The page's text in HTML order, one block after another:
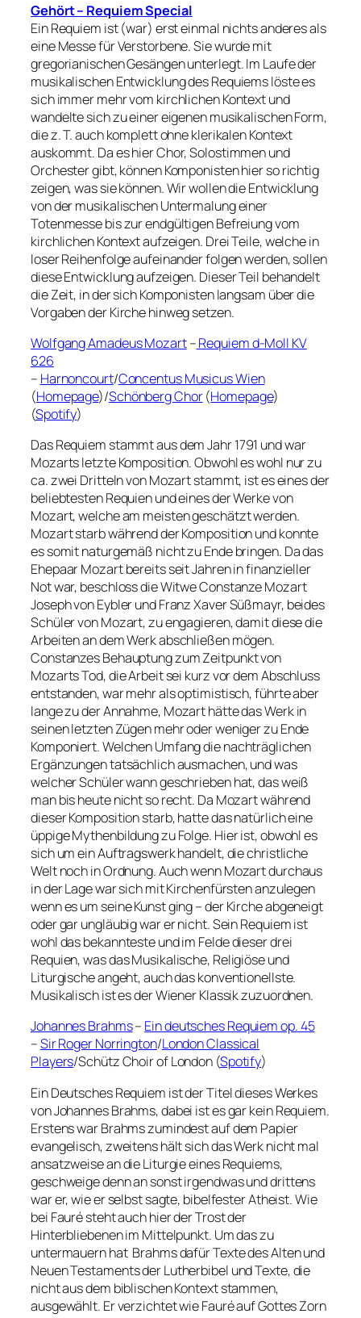
Gehört – Requiem Special
Ein Requiem ist (war) erst einmal nichts anderes als
eine Messe für Verstorbene. Sie wurde mit
gregorianischen Gesängen unterlegt. Im Laufe der
musikalischen Entwicklung des Requiems löste es
sich immer mehr vom kirchlichen Kontext und
wandelte sich zu einer eigenen musikalischen Form,
die z. T. auch komplett ohne klerikalen Kontext
auskommt. Da es hier Chor, Solostimmen und
Orchester gibt, können Komponisten hier so richtig
zeigen, was sie können. Wir wollen die Entwicklung
von der musikalischen Untermalung einer
Totenmesse bis zur endgültigen Befreiung vom
kirchlichen Kontext aufzeigen. Drei Teile, welche in
loser Reihenfolge aufeinander folgen werden, sollen
diese Entwicklung aufzeigen. Dieser Teil behandelt
die Zeit, in der sich Komponisten langsam über die
Vorgaben der Kirche hinweg setzen.
Wolfgang Amadeus Mozart–Requiem d-Moll KV
626
– Harnoncourt/Concentus Musicus Wien
(Homepage)/Schönberg Chor(Homepage)
(Spotify)
Das Requiem stammt aus dem Jahr 1791 und war
Mozarts letzte Komposition. Obwohl es wohl nur zu
ca. zwei Dritteln von Mozart stammt, ist es eines der
beliebtesten Requien und eines der Werke von
Mozart, welche am meisten geschätzt werden.
Mozart starb während der Komposition und konnte
es somit naturgemäß nicht zu Ende bringen. Da das
Ehepaar Mozart bereits seit Jahren in finanzieller
Not war, beschloss die Witwe Constanze Mozart
Joseph von Eybler und Franz Xaver Süßmayr, beides
Schüler von Mozart, zu engagieren, damit diese die
Arbeiten an dem Werk abschließen mögen.
Constanzes Behauptung zum Zeitpunkt von
Mozarts Tod, die Arbeit sei kurz vor dem Abschluss
entstanden, war mehr als optimistisch, führte aber
lange zu der Annahme, Mozart hätte das Werk in
seinen letzten Zügen mehr oder weniger zu Ende
Komponiert. Welchen Umfang die nachträglichen
Ergänzungen tatsächlich ausmachen, und was
welcher Schüler wann geschrieben hat, das weiß
man bis heute nicht so recht. Da Mozart während
dieser Komposition starb, hatte das natürlich eine
üppige Mythenbildung zu Folge. Hier ist, obwohl es
sich um ein Auftragswerk handelt, die christliche
Welt noch in Ordnung. Auch wenn Mozart durchaus
in der Lage war sich mit Kirchenfürsten anzulegen
wenn es um seine Kunst ging – der Kirche abgeneigt
oder gar ungläubig war er nicht. Sein Requiem ist
wohl das bekannteste und im Felde dieser drei
Requien, was das Musikalische, Religiöse und
Liturgische angeht, auch das konventionellste.
Musikalisch ist es der Wiener Klassik zuzuordnen.
Johannes Brahms– Ein deutsches Requiem op. 45
–Sir Roger Norrington/London Classical
Players/Schütz Choir of London (Spotify)
Ein Deutsches Requiem ist der Titel dieses Werkes
von Johannes Brahms, dabei ist es gar kein Requiem.
Erstens war Brahms zumindest auf dem Papier
evangelisch, zweitens hält sich das Werk nicht mal
ansatzweise an die Liturgie eines Requiems,
geschweige denn an sonst irgendwas und drittens
war er, wie er selbst sagte, bibelfester Atheist. Wie
bei Fauré steht auch hier der Trost der
Hinterbliebenen im Mittelpunkt. Um das zu
untermauern hat Brahms dafür Texte des Alten und
Neuen Testaments der Lutherbibel und Texte, die
nicht aus dem biblischen Kontext stammen,
ausgewählt. Er verzichtet wie Fauré auf Gottes Zorn